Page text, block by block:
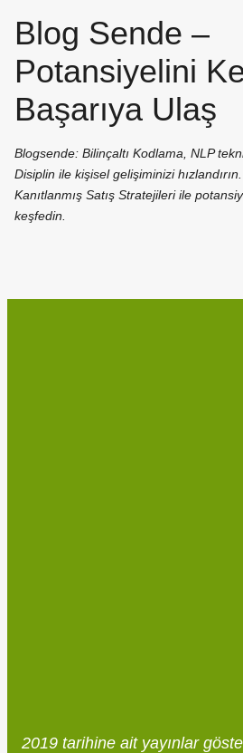
Ana içeriğe
Blog Sende –
Potansiyelini
Başarıya Ulaş
Blogsende: Bilinçaltı Kodlama, NLP
Disiplin ile kişisel gelişiminizi hızlandırın.
Kanıtlanmış Satış Stratejileri ile
keşfedin.
2019 tarihine ait yayınlar